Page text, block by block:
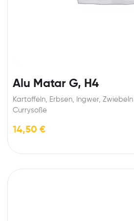
Alu Matar G, H4
Kartoffeln, Erbsen, Ingwer,
Currysoße
14,50 €